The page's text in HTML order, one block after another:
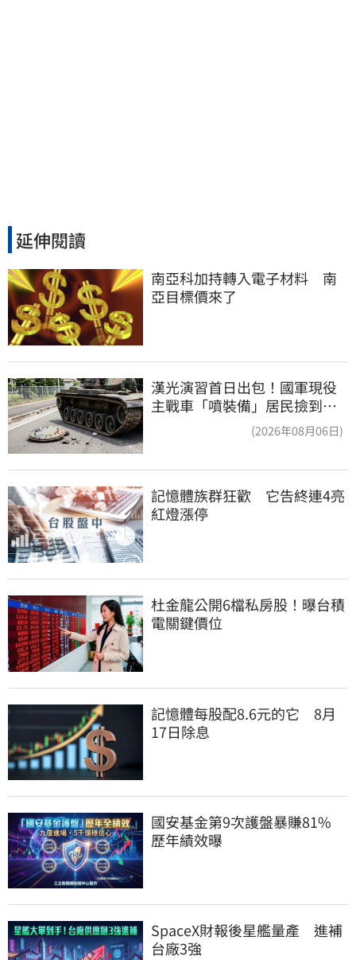
延伸閱讀
南亞科加持轉入電子材料　南
亞目標價來了
漢光演習首日出包！國軍現役
主戰車「噴裝備」居民撿到零
(2026年08月06日)
記憶體族群狂歡　它告終連4亮
紅燈漲停
杜金龍公開6檔私房股！曝台積
電關鍵價位
記憶體每股配8.6元的它　8月
17日除息
國安基金第9次護盤暴賺81%
歷年績效曝
SpaceX財報後星艦量產　進補
台廠3強